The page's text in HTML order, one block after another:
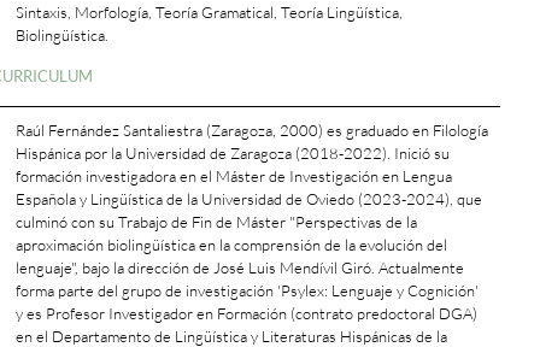
Sintaxis, Morfología, Teoría Gramatical, Teoría Lingüística,
Biolingüística.
Raúl Fernández Santaliestra (Zaragoza, 2000) es graduado en Filología
Hispánica por la Universidad de Zaragoza (2018-2022). Inició su
formación investigadora en el Máster de Investigación en Lengua
Española y Lingüística de la Universidad de Oviedo (2023-2024), que
culminó con su Trabajo de Fin de Máster "Perspectivas de la
aproximación biolingüística en la comprensión de la evolución del
lenguaje", bajo la dirección de José Luis Mendívil Giró. Actualmente
forma parte del grupo de investigación 'Psylex: Lenguaje y Cognición'
y es Profesor Investigador en Formación (contrato predoctoral DGA)
en el Departamento de Lingüística y Literaturas Hispánicas de la